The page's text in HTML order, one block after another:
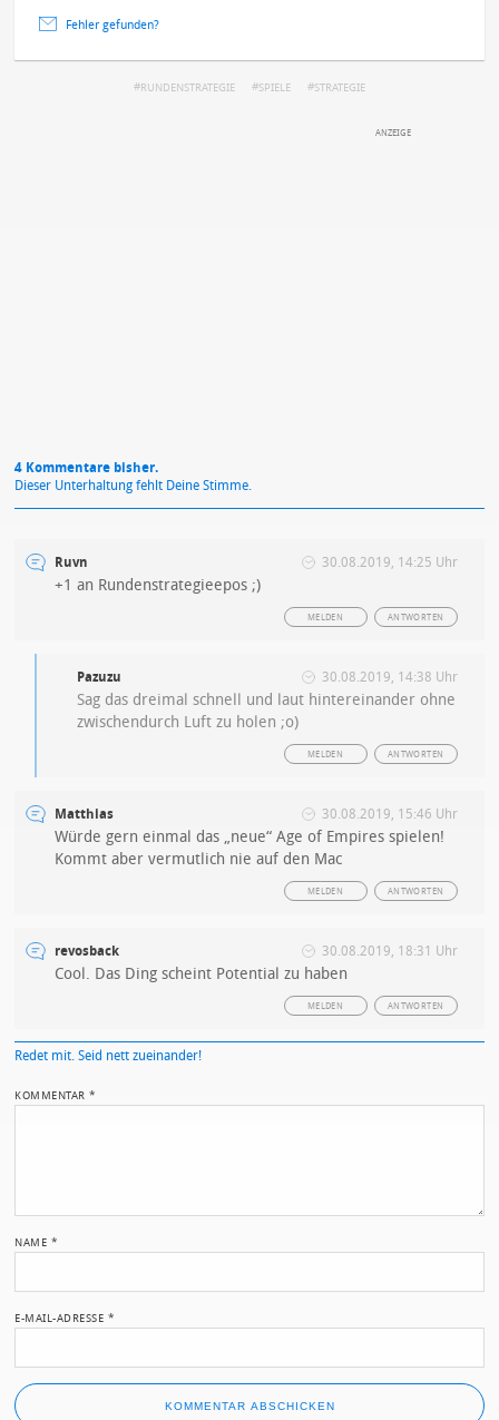
Fehler gefunden?
RUNDENSTRATEGIE SPIELE STRATEGIE
4 Kommentare bisher.
Dieser Unterhaltung fehlt Deine Stimme.
Ruvn 30.08.2019, 14:25 Uhr
+1 an Rundenstrategieepos ;)
ANTWORTEN
MELDEN
Pazuzu 30.08.2019, 14:38 Uhr
Sag das dreimal schnell und laut hintereinander ohne
zwischendurch Luft zu holen ;o)
ANTWORTEN
MELDEN
Matthias 30.08.2019, 15:46 Uhr
Würde gern einmal das „neue“ Age of Empires spielen!
Kommt aber vermutlich nie auf den Mac
ANTWORTEN
MELDEN
revosback 30.08.2019, 18:31 Uhr
Cool. Das Ding scheint Potential zu haben
ANTWORTEN
MELDEN
Redet mit. Seid nett zueinander!
KOMMENTAR*
NAME *
E-MAIL-ADRESSE *